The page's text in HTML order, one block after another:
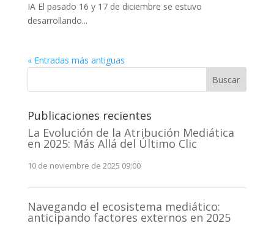
IA El pasado 16 y 17 de diciembre se estuvo
desarrollando...
« Entradas más antiguas
Buscar
Publicaciones recientes
La Evolución de la Atribución Mediática
en 2025: Más Allá del Último Clic
10 de noviembre de 2025 09:00
Navegando el ecosistema mediático:
anticipando factores externos en 2025